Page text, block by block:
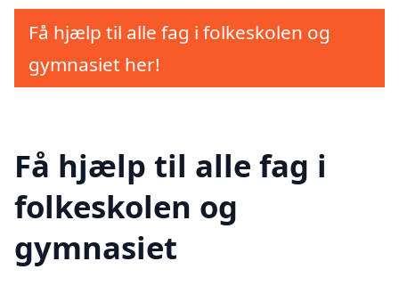
Få hjælp til alle fag i folkeskolen og
gymnasiet her!
Få hjælp til alle fag i
folkeskolen og
gymnasiet